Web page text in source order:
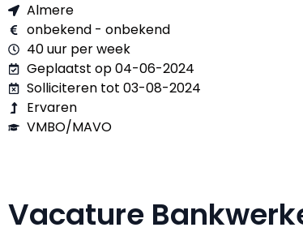
Almere
onbekend - onbekend
40 uur per week
Geplaatst op 04-06-2024
Solliciteren tot 03-08-2024
Ervaren
VMBO/MAVO
Vacature